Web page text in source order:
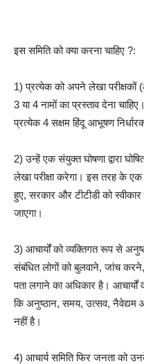
इस समिति को क्या करना चाहिए ?:
1) प्रत्येक को अपने लेखा
3 या 4 नामों का प्रस्ताव देना
प्रत्येक 4 सक्षम हिंदू आभूषण
2) उन्हें एक संयुक्त घोषणा द्वारा
लेखा परीक्षा करेगा। इस तरह के
हुए, सरकार और टीटीडी को
जाएगा।
3) आचार्यों को व्यक्तिगत रूप से
संबंधित लोगों को बुलवाने, जांच
पता लगाने का अधिकार है। आचार्यों
कि अनुष्ठान, समय, उत्सव, नैवेद्यम
नहीं है।
4) आचार्य समिति फिर जनता को